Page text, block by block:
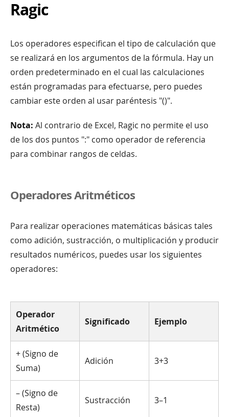
Ragic
Los operadores especifican el tipo de calculación que
se realizará en los argumentos de la fórmula. Hay un
orden predeterminado en el cual las calculaciones
están programadas para efectuarse, pero puedes
cambiar este orden al usar paréntesis "()".
Nota: Al contrario de Excel, Ragic no permite el uso
de los dos puntos ":" como operador de referencia
para combinar rangos de celdas.
Operadores Aritméticos
Para realizar operaciones matemáticas básicas tales
como adición, sustracción, o multiplicación y producir
resultados numéricos, puedes usar los siguientes
operadores:
Operador
Aritmético
Significado Ejemplo
+ (Signo de
Suma)
Adición 3+3
– (Signo de
Resta)
Sustracción 3–1